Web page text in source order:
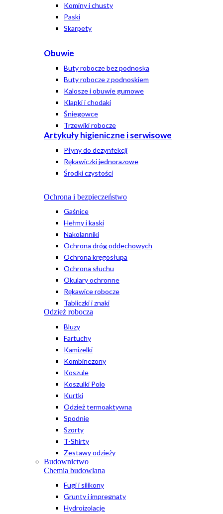
Kominy i chusty
Paski
Skarpety
Obuwie
Buty robocze bez podnoska
Buty robocze z podnoskiem
Kalosze i obuwie gumowe
Klapki i chodaki
Śniegowce
Trzewiki robocze
Artykuły higieniczne i serwisowe
Płyny do dezynfekcji
Rękawiczki jednorazowe
Środki czystości
Ochrona i bezpieczeństwo
Gaśnice
Hełmy i kaski
Nakolanniki
Ochrona dróg oddechowych
Ochrona kręgosłupa
Ochrona słuchu
Okulary ochronne
Rękawice robocze
Tabliczki i znaki
Odzież robocza
Bluzy
Fartuchy
Kamizelki
Kombinezony
Koszule
Koszulki Polo
Kurtki
Odzież termoaktywna
Spodnie
Szorty
T-Shirty
Zestawy odzieży
Budownictwo
Chemia budowlana
Fugi i silikony
Grunty i impregnaty
Hydroizolacje